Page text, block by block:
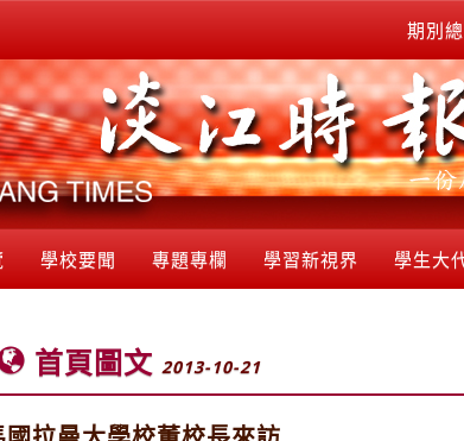
期別
學校要聞 專題專欄 學習新視界 學生大
首頁圖文 2013-10-21